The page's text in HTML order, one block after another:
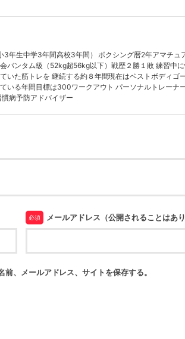
3年生中学3年間高校3年間） ボクシング暦2年アマチュ
バンタム級（52kg超56kg以下）戦歴２勝１敗 練習中
いた筋トレを 継続する約８年間現在はベストボディゴ
いる年間目標は300ワークアウト パーソナルトレーナ
病予防アドバイザー
必須 メールアドレス（公開されることはあり
、メールアドレス、サイトを保存する。